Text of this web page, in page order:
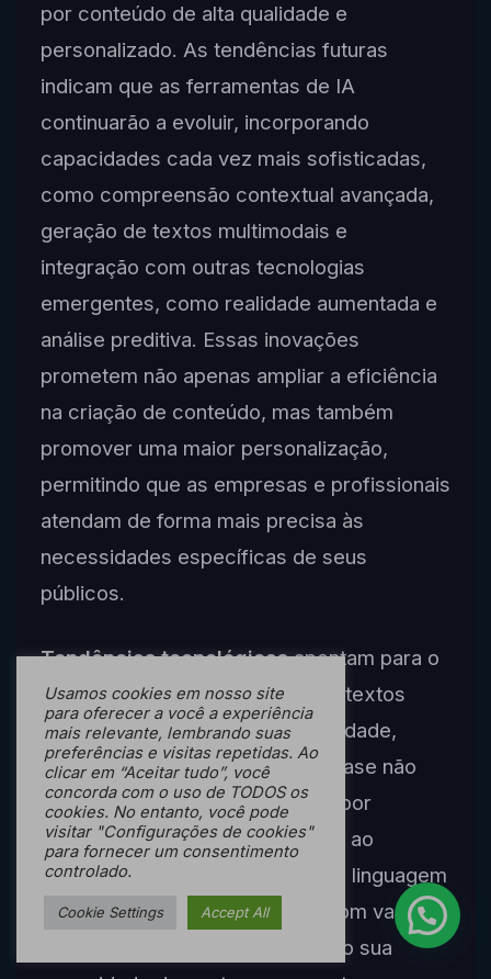
por conteúdo de alta qualidade e
personalizado. As tendências futuras
indicam que as ferramentas de IA
continuarão a evoluir, incorporando
capacidades cada vez mais sofisticadas,
como compreensão contextual avançada,
geração de textos multimodais e
integração com outras tecnologias
emergentes, como realidade aumentada e
análise preditiva. Essas inovações
prometem não apenas ampliar a eficiência
na criação de conteúdo, mas também
promover uma maior personalização,
permitindo que as empresas e profissionais
atendam de forma mais precisa às
necessidades específicas de seus
públicos.
Tendências tecnológicasapontam para o
aperfeiçoamento da geração de textos
com maior naturalidade e criatividade,
possibilitando conteúdos que quase não
diferenciam-se dos produzidos por
humanos. Isso é possível graças ao
desenvolvimento de modelos de linguagem
que aprendem continuamente com vastos
conjuntos de dados, aprimorando sua
Usamos cookies em nosso site
para oferecer a você a experiência
mais relevante, lembrando suas
preferências e visitas repetidas. Ao
clicar em “Aceitar tudo”, você
concorda com o uso de TODOS os
cookies. No entanto, você pode
visitar "Configurações de cookies"
para fornecer um consentimento
controlado.
Cookie Settings Accept All